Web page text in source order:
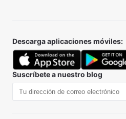
Descarga aplicaciones móviles:
Suscríbete a nuestro blog